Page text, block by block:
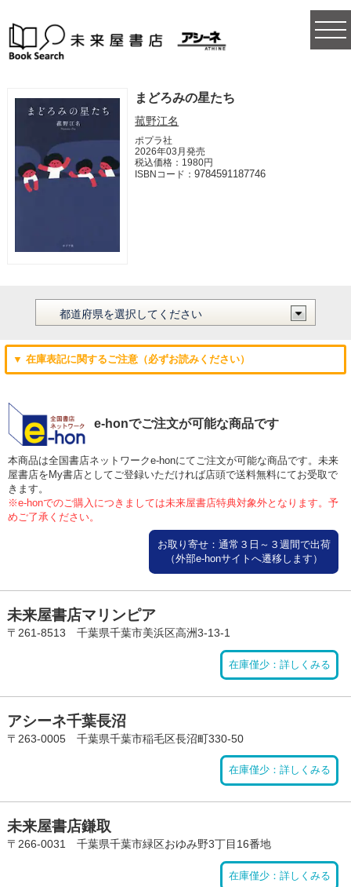
まどろみの星たち
菰野江名
ポプラ社
2026年03月発売
税込価格：1980円
ISBNコード：9784591187746
▼ 在庫表記に関するご注意（必ずお読みください）
e-honでご注文が可能な商品です
本商品は全国書店ネットワークe-honにてご注文が可能な商品です。未来
屋書店をMy書店としてご登録いただければ店頭で送料無料にてお受取で
きます。
※e-honでのご購入につきましては未来屋書店特典対象外となります。予
めご了承ください。
お取り寄せ：通常３日～３週間で出荷
（外部e-honサイトへ遷移します）
未来屋書店マリンピア
〒261-8513 千葉県千葉市美浜区高洲3-13-1
在庫僅少：詳しくみる
アシーネ千葉長沼
〒263-0005 千葉県千葉市稲毛区長沼町330-50
在庫僅少：詳しくみる
未来屋書店鎌取
〒266-0031 千葉県千葉市緑区おゆみ野3丁目16番地
在庫僅少：詳しくみる